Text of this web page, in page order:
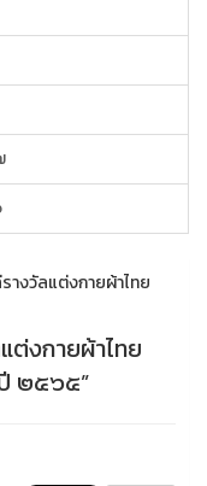
งวัลแต่งกายผ้าไทย
ต่งกายผ้าไทย
๒๕๖๕”